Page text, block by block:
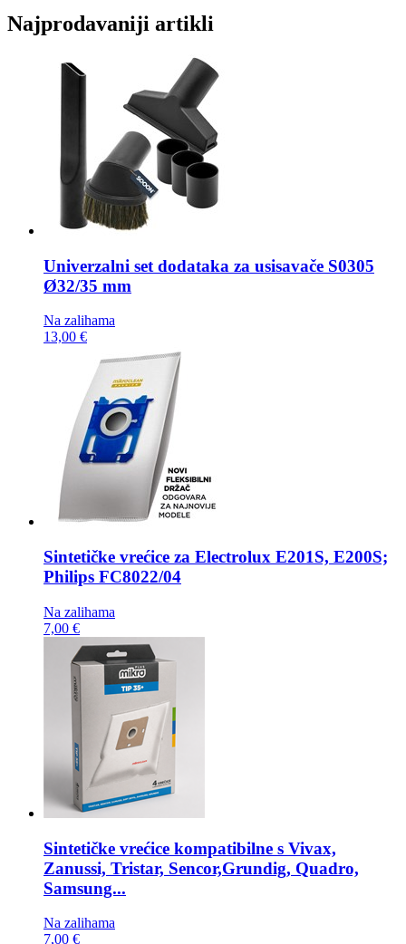
Najprodavaniji artikli
Univerzalni set dodataka za usisavače S0305
Ø32/35 mm
Na zalihama
13,00 €
Sintetičke vrećice za Electrolux E201S, E200S;
Philips FC8022/04
Na zalihama
7,00 €
Sintetičke vrećice kompatibilne s Vivax,
Zanussi, Tristar, Sencor,Grundig, Quadro,
Samsung...
Na zalihama
7,00 €